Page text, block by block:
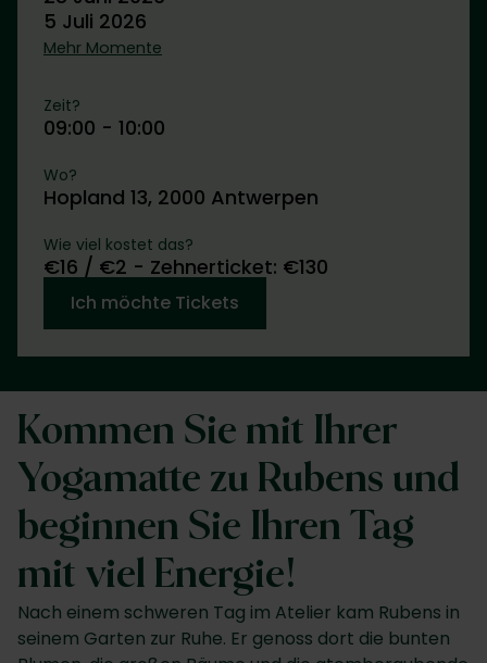
5 Juli 2026
Mehr Momente
Zeit?
09:00 - 10:00
Wo?
Hopland 13, 2000 Antwerpen
Wie viel kostet das?
€16 / €2 - Zehnerticket: €130
Ich möchte Tickets
Kommen Sie mit Ihrer
Yogamatte zu Rubens und
beginnen Sie Ihren Tag
mit viel Energie!
Nach einem schweren Tag im Atelier kam Rubens in
seinem Garten zur Ruhe. Er genoss dort die bunten